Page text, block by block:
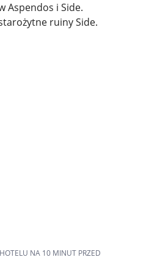
Aspendos i Side.
ruiny Side.
NA 10 MINUT PRZED